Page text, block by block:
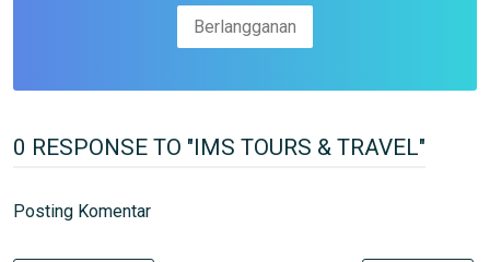
0 RESPONSE TO "IMS TOURS & TRAVEL"
Posting Komentar